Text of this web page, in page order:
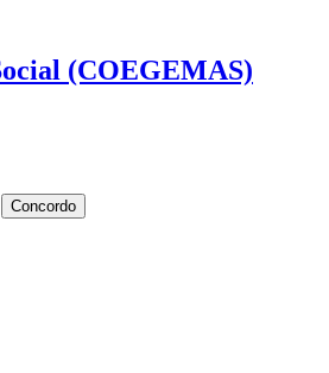
(COEGEMAS)
Concordo